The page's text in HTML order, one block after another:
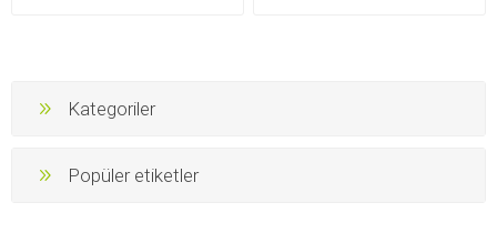
Kategoriler
Popüler etiketler